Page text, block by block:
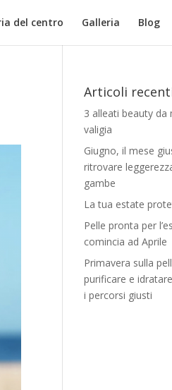
del centro Galleria Blog
Articoli
3 alleati beauty da
valigia
Giugno, il mese
ritrovare
gambe
La tua estate
Pelle pronta per
comincia ad Aprile
Primavera sulla
purificare e
i percorsi giusti